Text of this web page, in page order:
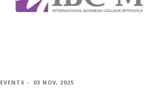
EVENTS - 03 NOV, 2025